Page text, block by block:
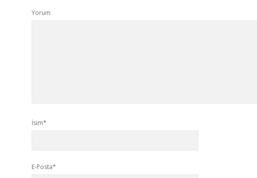
Yorum
İsim*
E-Posta*